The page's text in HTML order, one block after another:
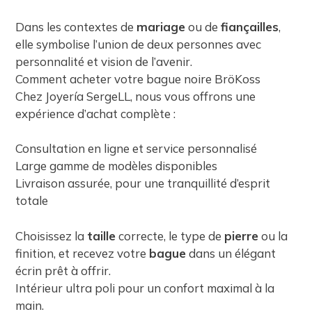
Dans les contextes de mariageou defiançailles,
elle symbolise l’union de deux personnes avec
personnalité et vision de l’avenir.
Comment acheter votre bague noire BröKoss
Chez Joyería SergeLL, nous vous offrons une
expérience d’achat complète :
Consultation en ligne et service personnalisé
Large gamme de modèles disponibles
Livraison assurée, pour une tranquillité d’esprit
totale
Choisissez la taillecorrecte, le type de pierreou la
finition, et recevez votre baguedans un élégant
écrin prêt à offrir.
Intérieur ultra poli pour un confort maximal à la
main.